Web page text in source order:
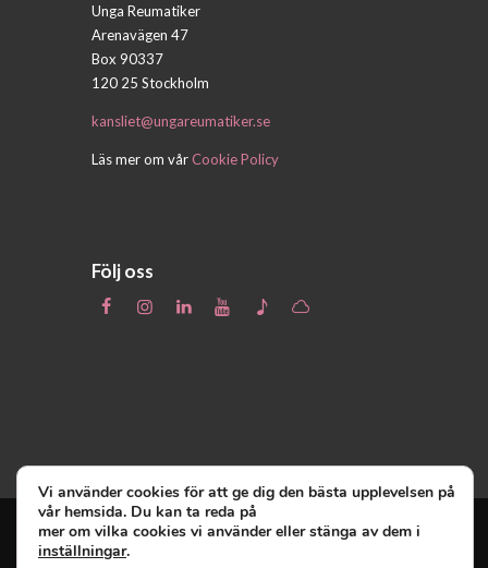
Unga Reumatiker
Arenavägen 47
Box 90337
120 25 Stockholm
kansliet@ungareumatiker.se
Läs mer om vårCookie Policy
Följ oss
Vi använder cookies för att ge dig den bästa upplevelsen på
vår hemsida. Du kan ta reda på
mer om vilka cookies vi använder eller stänga av dem i
inställningar.